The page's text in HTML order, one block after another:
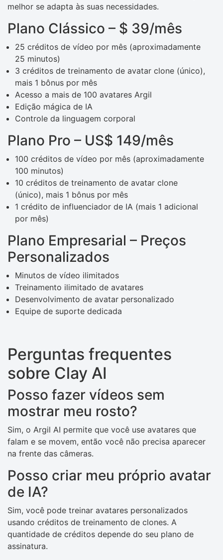
melhor se adapta às suas necessidades.
Plano Clássico – $ 39/mês
25 créditos de vídeo por mês (aproximadamente
25 minutos)
3 créditos de treinamento de avatar clone (único),
mais 1 bônus por mês
Acesso a mais de 100 avatares Argil
Edição mágica de IA
Controle da linguagem corporal
Plano Pro – US$ 149/mês
100 créditos de vídeo por mês (aproximadamente
100 minutos)
10 créditos de treinamento de avatar clone
(único), mais 1 bônus por mês
1 crédito de influenciador de IA (mais 1 adicional
por mês)
Plano Empresarial – Preços
Personalizados
Minutos de vídeo ilimitados
Treinamento ilimitado de avatares
Desenvolvimento de avatar personalizado
Equipe de suporte dedicada
Perguntas frequentes
sobre Clay AI
Posso fazer vídeos sem
mostrar meu rosto?
Sim, o Argil AI permite que você use avatares que
falam e se movem, então você não precisa aparecer
na frente das câmeras.
Posso criar meu próprio avatar
de IA?
Sim, você pode treinar avatares personalizados
usando créditos de treinamento de clones. A
quantidade de créditos depende do seu plano de
assinatura.